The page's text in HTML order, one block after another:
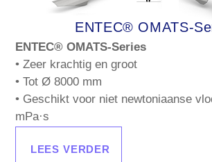
ENTEC® OMATS-
ENTEC® OMATS-Series
• Zeer krachtig en groot
• Tot Ø 8000 mm
• Geschikt voor niet newtoniaanse
mPa·s
LEES VERDER